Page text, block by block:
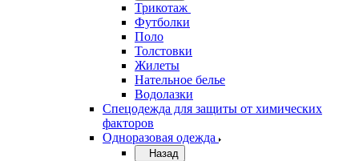
Трикотаж
Футболки
Поло
Толстовки
Жилеты
Нательное белье
Водолазки
Спецодежда для защиты от химических
факторов
Одноразовая одежда
Назад